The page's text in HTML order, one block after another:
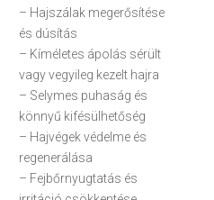
– Hajszálak megerősítése
és dúsítás
– Kíméletes ápolás sérült
vagy vegyileg kezelt hajra
– Selymes puhaság és
könnyű kifésülhetőség
– Hajvégek védelme és
regenerálása
– Fejbőrnyugtatás és